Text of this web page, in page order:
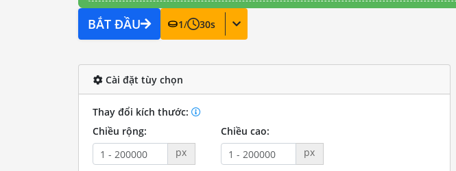
BẮT ĐẦU 1/ 30s
Cài đặt tùy chọn
Thay đổi kích thước:
Chiều rộng:
px
Chiều cao:
px